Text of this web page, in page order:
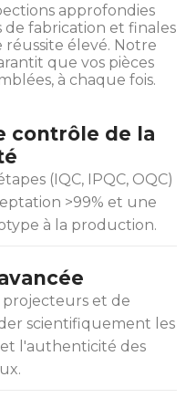
approfondies
fabrication et finales
élevé. Notre
que vos pièces
à chaque fois.
contrôle de la
(IQC, IPQC, OQC)
>99% et une
à la production.
projecteurs et de
scientifiquement les
et l'authenticité des